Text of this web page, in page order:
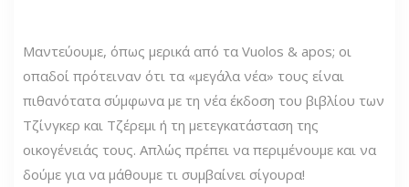
Μαντεύουμε, όπως μερικά από τα Vuolos & apos; οι
οπαδοί πρότειναν ότι τα «μεγάλα νέα» τους είναι
πιθανότατα σύμφωνα με τη νέα έκδοση του βιβλίου των
Τζίνγκερ και Τζέρεμι ή τη μετεγκατάσταση της
οικογένειάς τους. Απλώς πρέπει να περιμένουμε και να
δούμε για να μάθουμε τι συμβαίνει σίγουρα!